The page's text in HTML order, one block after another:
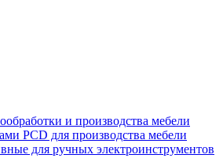
и производства мебели
PCD для производства мебели
для ручных электроинструментов